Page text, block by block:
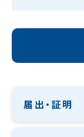
届出・証明